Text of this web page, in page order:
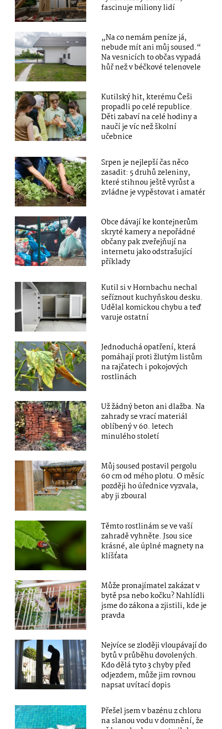
fascinuje miliony lidí
„Na co nemám peníze já,
nebude mít ani můj soused.“
Na vesnicích to občas vypadá
hůř než v béčkové telenovele
Kutilský hit, kterému Češi
propadli po celé republice.
Děti zabaví na celé hodiny a
naučí je víc než školní
učebnice
Srpen je nejlepší čas něco
zasadit: 5 druhů zeleniny,
které stihnou ještě vyrůst a
zvládne je vypěstovat i amatér
Obce dávají ke kontejnerům
skryté kamery a nepořádné
občany pak zveřejňují na
internetu jako odstrašující
příklady
Kutil si v Hornbachu nechal
seříznout kuchyňskou desku.
Udělal komickou chybu a teď
varuje ostatní
Jednoduchá opatření, která
pomáhají proti žlutým listům
na rajčatech i pokojových
rostlinách
Už žádný beton ani dlažba. Na
zahrady se vrací materiál
oblíbený v 60. letech
minulého století
Můj soused postavil pergolu
60 cm od mého plotu. O měsíc
později ho úřednice vyzvala,
aby ji zboural
Těmto rostlinám se ve vaší
zahradě vyhněte. Jsou sice
krásné, ale úplné magnety na
klíšťata
Může pronajímatel zakázat v
bytě psa nebo kočku? Nahlídli
jsme do zákona a zjistili, kde je
pravda
Nejvíce se zloději vloupávají do
bytů v průběhu dovolených.
Kdo dělá tyto 3 chyby před
odjezdem, může jim rovnou
napsat uvítací dopis
Přešel jsem v bazénu z chloru
na slanou vodu v domnění, že